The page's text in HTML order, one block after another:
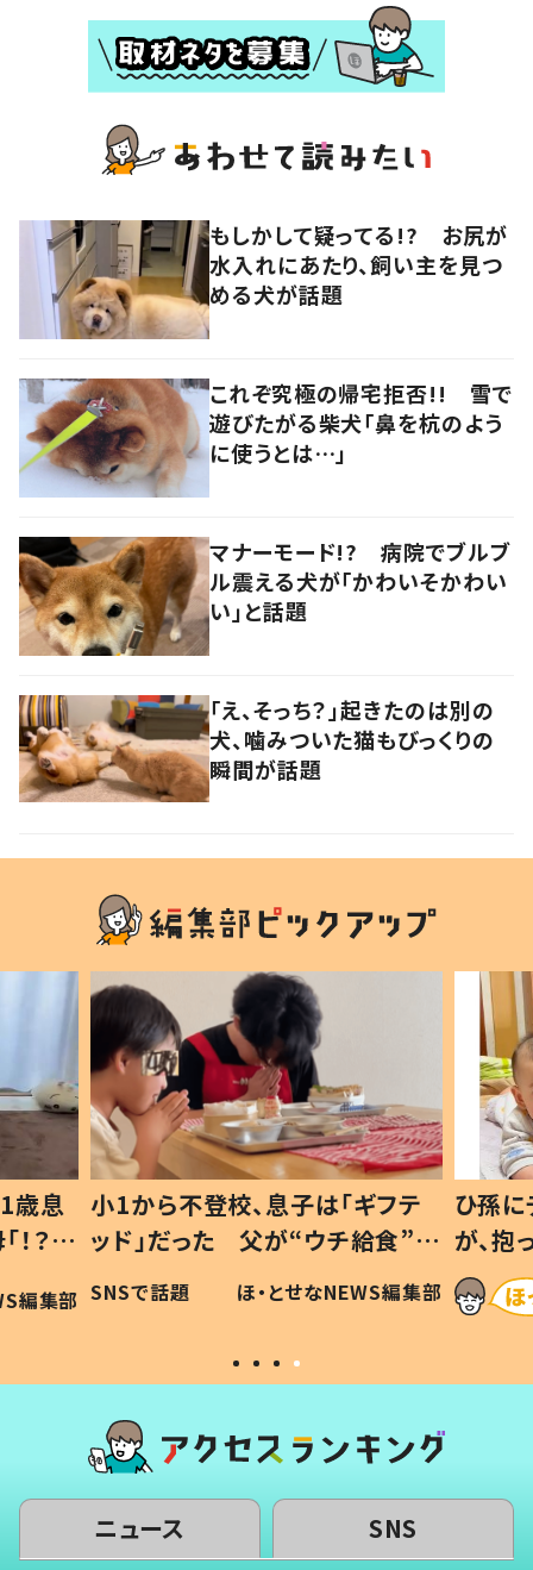
もしかして疑ってる!? お尻が
水入れにあたり、飼い主を見つ
める犬が話題
これぞ究極の帰宅拒否!! 雪で
遊びたがる柴犬「鼻を杭のよう
に使うとは…」
マナーモード!? 病院でブルブ
ル震える犬が「かわいそかわい
い」と話題
「え、そっち？」起きたのは別の
犬、噛みついた猫もびっくりの
瞬間が話題
歳息
？」
編集部
小1から不登校、息子は「ギフテ
ッド」だった 父が“ウチ給食”を
作り続ける理由とは #令和の親
#令和の子
SNSで話題 ほ・とせなNEWS編集部
ひ孫
が、
「涙が
い」
ニュース SNS